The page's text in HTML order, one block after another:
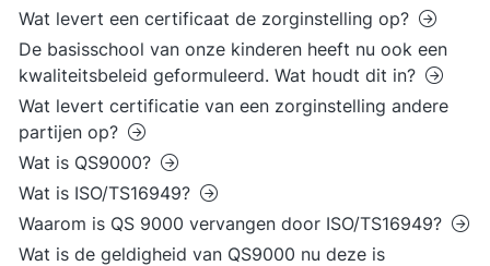
Wat levert een certificaat de zorginstelling op?
De basisschool van onze kinderen heeft nu ook een
kwaliteitsbeleid geformuleerd. Wat houdt dit in?
Wat levert certificatie van een zorginstelling andere
partijen op?
Wat is QS9000?
Wat is ISO/TS16949?
Waarom is QS 9000 vervangen door ISO/TS16949?
Wat is de geldigheid van QS9000 nu deze is